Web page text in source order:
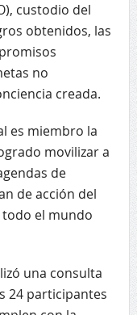
custodio del
obtenidos, las
no
creada.
es miembro la
movilizar a
de
de acción del
todo el mundo
una consulta
24 participantes